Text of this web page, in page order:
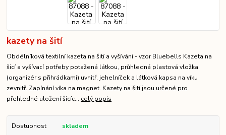
kazety na šití
Obdélníková textilní kazeta na šití a vyšívání - vzor Bluebells Kazeta na
šicí a vyšívací potřeby potažená látkou, průhledná plastová vložka
(organizér s přihrádkami) uvnitř, jehelníček a látková kapsa na víku
zevnitř. Zapínání víka na magnet. Kazety na šití jsou určené pro
přehledné uložení šicíc... celý popis
Dostupnost skladem